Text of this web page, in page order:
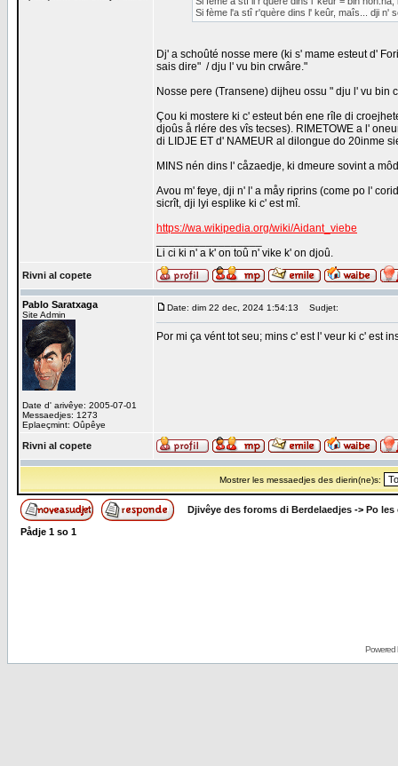
Si fème l'a stî r'quère dins l' keûr, maîs... dji n'
Dj' a schoûté nosse mere (ki s' mame esteut d'
sais dire" / dju l' vu bin crwâre."
Nosse pere (Transene) dijheu ossu " dju l' vu bin
Çou ki mostere ki c' esteut bén ene rîle di
djoûs å rlére des vîs tecses). RIMETOWE a l'
di LIDJE ET d' NAMEUR al dilongue do 20inme
MINS nén dins l' cåzaedje, ki dmeure sovint a
Avou m' feye, dji n' l' a måy riprins (come po l'
sicrît, dji lyi esplike ki c' est mî.
https://wa.wikipedia.org/wiki/Aidant_viebe
Li ci ki n' a k' on toû n' vike k' on djoû.
Rivni al copete
Pablo Saratxaga
Site Admin
Date d' arivêye: 2005-07-01
Messaedjes: 1273
Eplaeçmint: Oûpêye
Date: dim 22 dec, 2024 1:54:13 Sudjet:
Por mi ça vént tot seu; mins c' est l' veur ki c' est
Rivni al copete
Mostrer les messaedjes des dierin(ne)s:
Djivêye des foroms di Berdelaedjes -> Po les
Pådje 1 so 1
Powered